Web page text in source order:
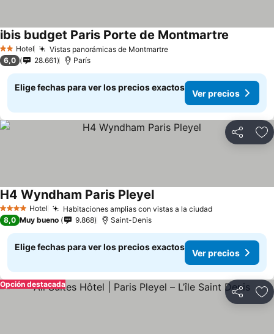
2 Estrellas
Hotel Vistas panorámicas de Montmartre
ibis budget Paris Porte de Montmartre
6,0 28.661 París
Elige fechas para ver los precios exactos
Ver precios
Compartir
4 EstrellasHotel Habitaciones amplias con vistas a la ciudad
H4 Wyndham Paris Pleyel
8,0 Muy bueno 9.868 Saint-Denis
Elige fechas para ver los precios exactos
Ver precios
Compartir
Opción destacada